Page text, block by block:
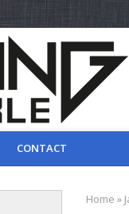
CONTACT
Home »